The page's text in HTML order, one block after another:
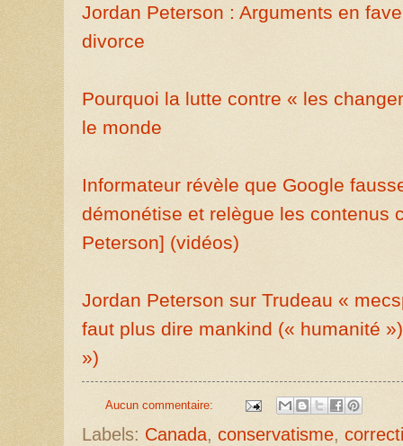
Jordan Peterson : Arguments en
divorce
Pourquoi la lutte contre « les
le monde
Informateur révèle que Google
démonétise et relègue les contenus
Peterson] (vidéos)
Jordan Peterson sur Trudeau «
faut plus dire mankind (« humanité
»)
Aucun commentaire:
Labels: Canada, conservatisme,